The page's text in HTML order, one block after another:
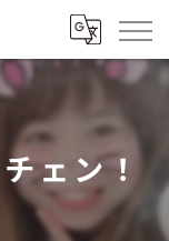
ェン！